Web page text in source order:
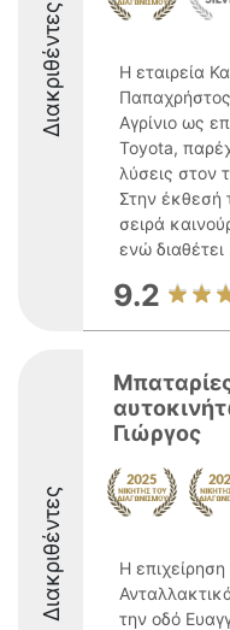
Διακριθέντες
Η εταιρεία
Παπαχρήστος
Αγρίνιο ως
Toyota,
λύσεις στον
Στην έκθεσή
σειρά
ενώ διαθέτει
9.2
Διακριθέντες
Γιώργος
Η
την οδό